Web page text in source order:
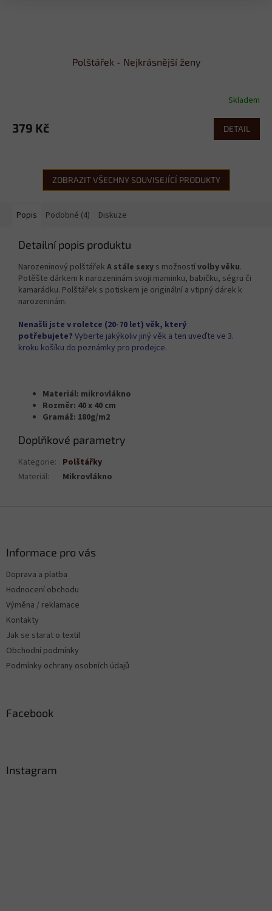
Polštářek - Nejkrásnější ženy
Skladem
379 Kč DETAIL
ZOBRAZIT VŠECHNY SOUVISEJÍCÍ PRODUKTY
Popis Podobné (4) Diskuze
Detailní popis produktu
Narozeninový polštářek A stále sexy s možnostívolby věku.
Potěšte dárkem k narozeninám svoji maminku, babičku, ségru či
kamarádku. Polštářek s potiskem je originální a vtipný dárek k
narozeninám.
Nenašli jste v roletce (20-70 let) věk, který
potřebujete? Vyberte jakýkoliv jiný věk a ten uveďte ve 3.
kroku košíku do poznámky pro prodejce.
Materiál: mikrovlákno
Rozměr: 40 x 40 cm
Gramáž: 180g/m2
Doplňkové parametry
Kategorie: Polštářky
Materiál: Mikrovlákno
Informace pro vás
Doprava a platba
Hodnocení obchodu
Výměna / reklamace
Kontakty
Jak se starat o textil
Obchodní podmínky
Podmínky ochrany osobních údajů
Facebook
Instagram